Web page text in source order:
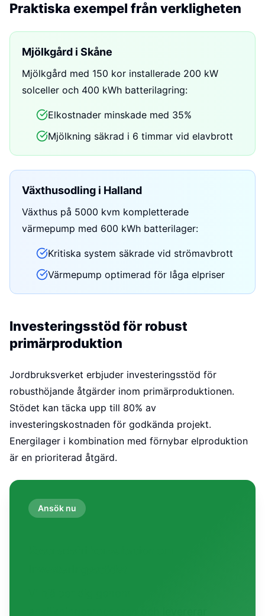
Praktiska exempel från verkligheten
Mjölkgård i Skåne
Mjölkgård med 150 kor installerade 200 kW
solceller och 400 kWh batterilagring:
Elkostnader minskade med 35%
Mjölkning säkrad i 6 timmar vid elavbrott
Växthusodling i Halland
Växthus på 5000 kvm kompletterade
värmepump med 600 kWh batterilager:
Kritiska system säkrade vid strömavbrott
Värmepump optimerad för låga elpriser
Investeringsstöd för robust
primärproduktion
Jordbruksverket erbjuder investeringsstöd för
robusthöjande åtgärder inom primärproduktionen.
Stödet kan täcka upp till 80% av
investeringskostnaden för godkända projekt.
Energilager i kombination med förnybar elproduktion
är en prioriterad åtgärd.
Ansök nu